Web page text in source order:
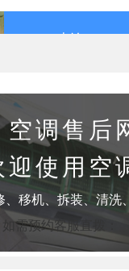
空调售后
迎使用空
、移机、拆装、清洗
需预约客服直拨：